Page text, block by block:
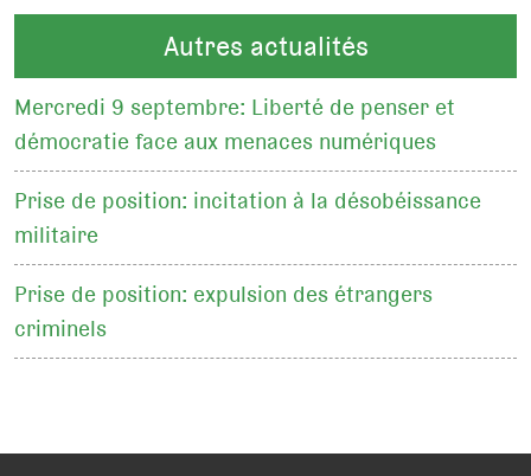
Autres actualités
Mercredi 9 septembre: Liberté de penser et
démocratie face aux menaces numériques
Prise de position: incitation à la désobéissance
militaire
Prise de position: expulsion des étrangers
criminels